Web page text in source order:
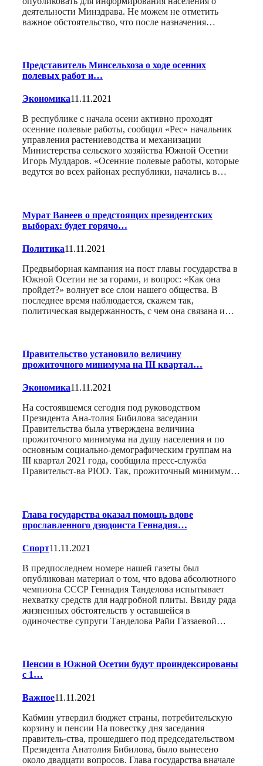
деятельности Минздрава. Не можем не отметить
важное обстоятельство, что после назначения…
Представитель Минсельхоза о ходе осенних
полевых работ и…
Экономика11.11.2021
В республике с начала осени активно проходят
осенние полевые работы, сообщил «Рес» начальник
управления растениеводства и механизации
Министерства сельского хозяйства Южной Осетии
Игорь Мулдаров. «Осенние полевые работы, которые
ведутся во всех районах республики, начались в…
Мурат Ванеев о предстоящих президентских
выборах: будет горячо…
Политика11.11.2021
Предвыборная кампания на пост главы государства в
Южной Осетии не за горами, и вопрос: «Как она
пройдет?» волнует все слои нашего общества. В
последнее время наблюдается, скажем так,
политическая выдержанность, с чем она связана и…
Правительство установило величину
прожиточного минимума на III квартал…
Экономика11.11.2021
На состоявшемся сегодня под руководством
Президента Ана-толия Бибилова заседании
Правительства была утверждена величина
прожиточного минимума на душу населения и по
основным социально-демографическим группам на
III квартал 2021 года, сообщила пресс-служба
Правительст-ва РЮО. Так, прожиточный минимум…
Глава государства оказал помощь вдове
прославленного дзюдоиста Геннадия…
Спорт11.11.2021
В предпоследнем номере нашей газеты был
опубликован материал о том, что вдова абсолютного
чемпиона СССР Геннадия Танделова испытывает
нехватку средств для надгробной плиты. Ввиду ряда
жизненных обстоятельств у оставшейся в
одиночестве супруги Танделова Райи Газзаевой…
Пенсии в Южной Осетии будут проиндексированы
с 1…
Важное11.11.2021
Кабмин утвердил бюджет страны, потребительскую
корзину и пенсии На повестку дня заседания
правитель-ства, прошедшего под председательством
Президента Анатолия Бибилова, было вынесено
около двадцати вопросов. Глава государства вначале